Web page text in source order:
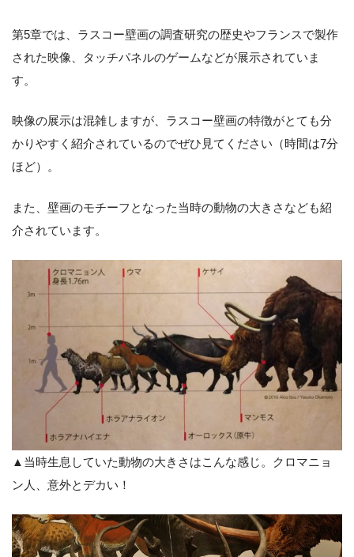
第5章では、ラスコー壁画の調査研究の歴史やフランスで製作
された映像、タッチパネルのゲームなどが展示されていま
す。
映像の展示は混雑しますが、ラスコー壁画の特徴がとても分
かりやすく紹介されているのでぜひ見てください（時間は7分
ほど）。
また、壁画のモチーフとなった当時の動物の大きさなども紹
介されています。
▲当時生息していた動物の大きさはこんな感じ。クロマニョ
ン人、意外とデカい！